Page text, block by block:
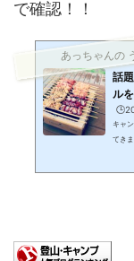
で確認！！
あっちゃんの
話
ル
キャ
てき
きな